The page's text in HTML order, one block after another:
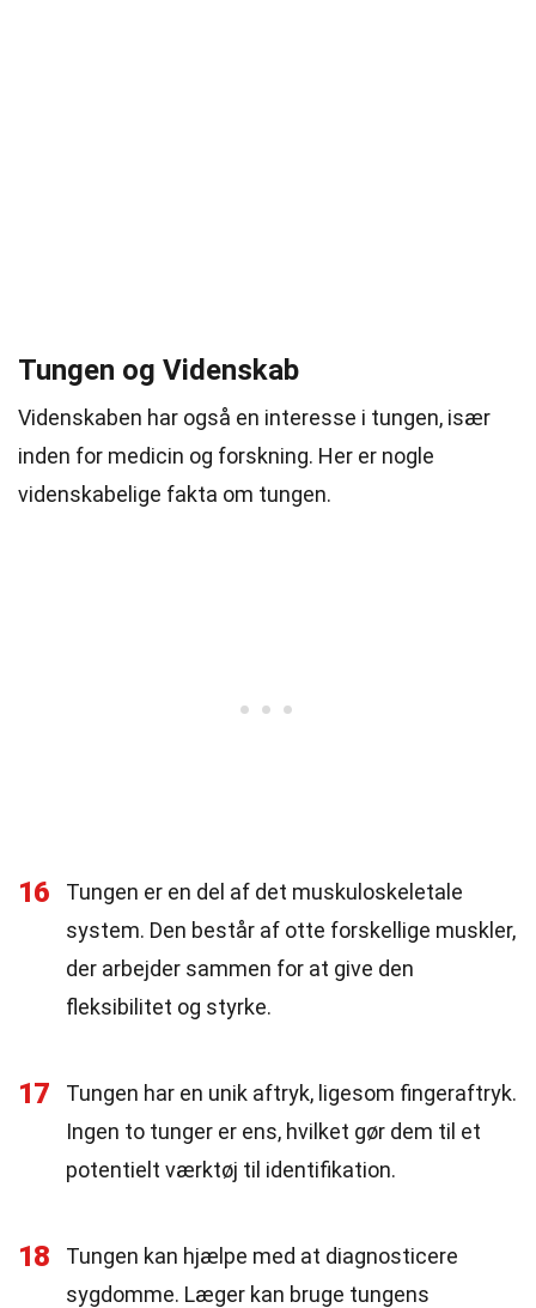
Tungen og Videnskab
Videnskaben har også en interesse i tungen, især
inden for medicin og forskning. Her er nogle
videnskabelige fakta om tungen.
16
Tungen er en del af det muskuloskeletale
system. Den består af otte forskellige muskler,
der arbejder sammen for at give den
fleksibilitet og styrke.
17
Tungen har en unik aftryk, ligesom fingeraftryk.
Ingen to tunger er ens, hvilket gør dem til et
potentielt værktøj til identifikation.
18
Tungen kan hjælpe med at diagnosticere
sygdomme. Læger kan bruge tungens